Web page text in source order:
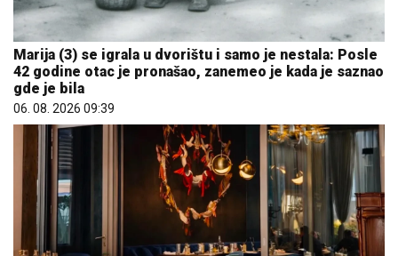
Marija (3) se igrala u dvorištu i samo je nestala: Posle
42 godine otac je pronašao, zanemeo je kada je saznao
gde je bila
06. 08. 2026 09:39